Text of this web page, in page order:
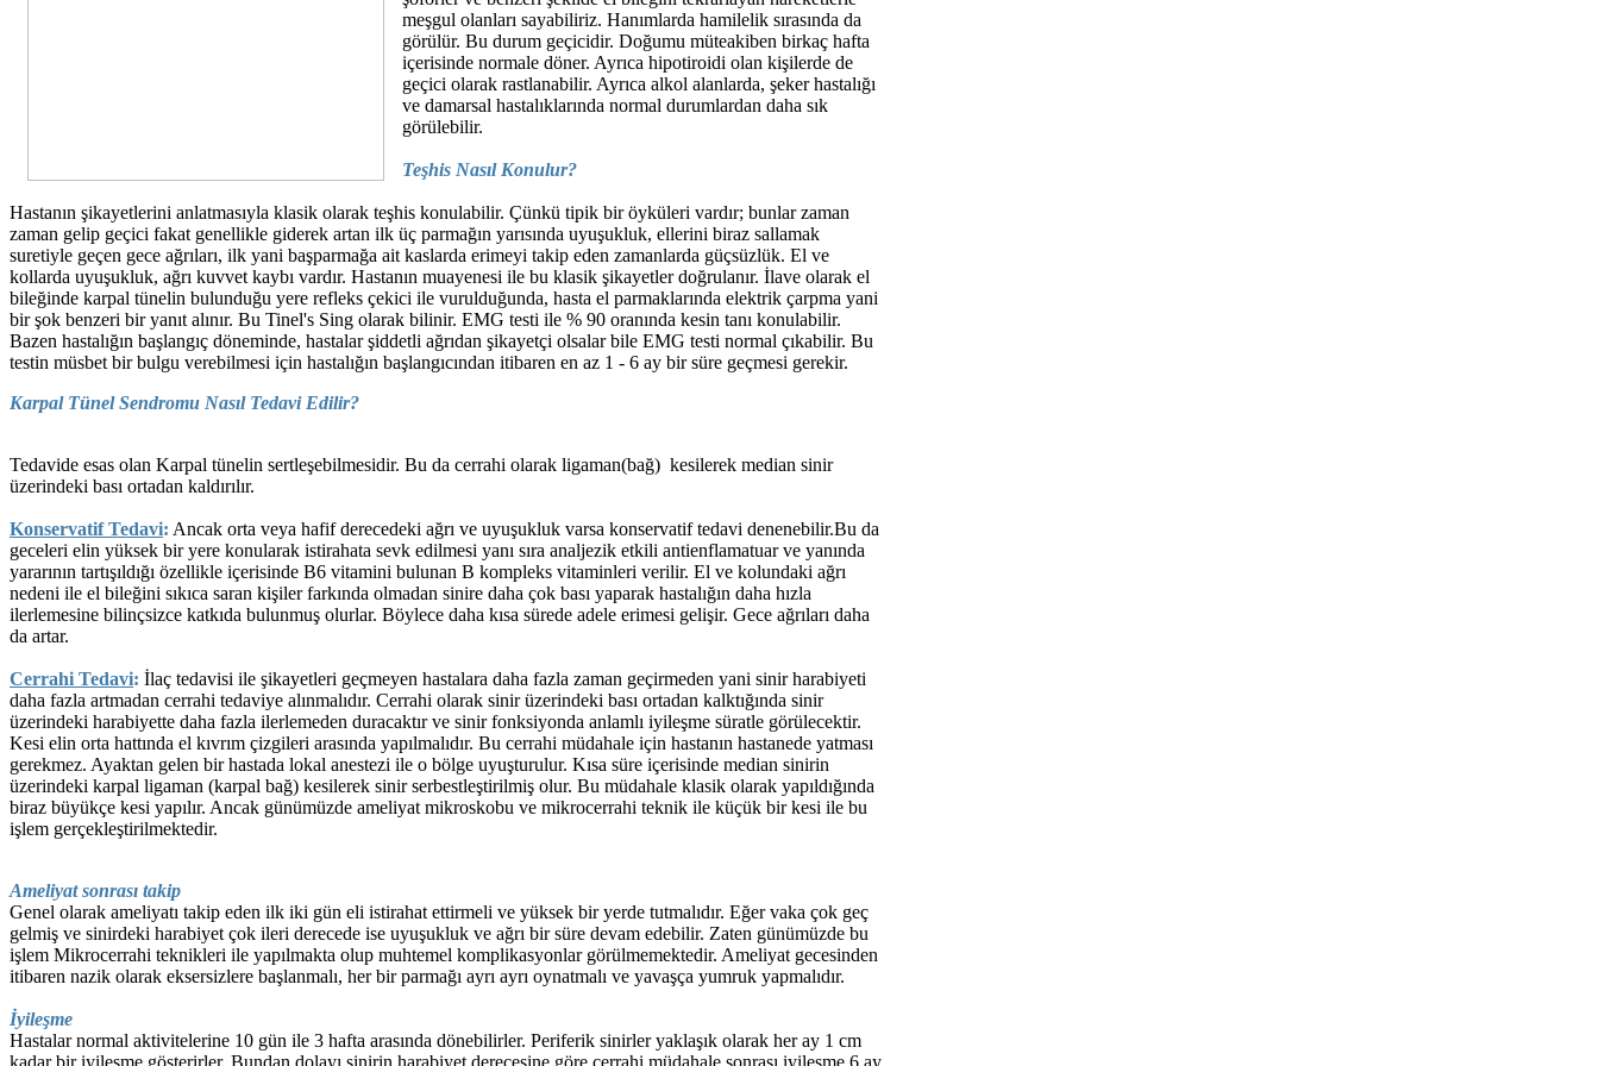
meşgul olanları sayabiliriz. Hanımlarda hamilelik sırasında da
görülür. Bu durum geçicidir. Doğumu müteakiben birkaç hafta
içerisinde normale döner. Ayrıca hipotiroidi olan kişilerde de
geçici olarak rastlanabilir. Ayrıca alkol alanlarda, şeker hastalığı
ve damarsal hastalıklarında normal durumlardan daha sık
görülebilir.
Teşhis Nasıl Konulur?
Hastanın şikayetlerini anlatmasıyla klasik olarak teşhis konulabilir. Çünkü tipik bir öyküleri vardır; bunlar zaman
zaman gelip geçici fakat genellikle giderek artan ilk üç parmağın yarısında uyuşukluk, ellerini biraz sallamak
suretiyle geçen gece ağrıları, ilk yani başparmağa ait kaslarda erimeyi takip eden zamanlarda güçsüzlük. El ve
kollarda uyuşukluk, ağrı kuvvet kaybı vardır. Hastanın muayenesi ile bu klasik şikayetler doğrulanır. İlave olarak el
bileğinde karpal tünelin bulunduğu yere refleks çekici ile vurulduğunda, hasta el parmaklarında elektrik çarpma yani
bir şok benzeri bir yanıt alınır. Bu Tinel's Sing olarak bilinir. EMG testi ile % 90 oranında kesin tanı konulabilir.
Bazen hastalığın başlangıç döneminde, hastalar şiddetli ağrıdan şikayetçi olsalar bile EMG testi normal çıkabilir. Bu
testin müsbet bir bulgu verebilmesi için hastalığın başlangıcından itibaren en az 1 - 6 ay bir süre geçmesi gerekir.
Karpal Tünel Sendromu Nasıl Tedavi Edilir?
Tedavide esas olan Karpal tünelin sertleşebilmesidir. Bu da cerrahi olarak ligaman(bağ) kesilerek median sinir
üzerindeki bası ortadan kaldırılır.
Konservatif Tedavi: Ancak orta veya hafif derecedeki ağrı ve uyuşukluk varsa konservatif tedavi denenebilir.Bu da
geceleri elin yüksek bir yere konularak istirahata sevk edilmesi yanı sıra analjezik etkili antienflamatuar ve yanında
yararının tartışıldığı özellikle içerisinde B6 vitamini bulunan B kompleks vitaminleri verilir. El ve kolundaki ağrı
nedeni ile el bileğini sıkıca saran kişiler farkında olmadan sinire daha çok bası yaparak hastalığın daha hızla
ilerlemesine bilinçsizce katkıda bulunmuş olurlar. Böylece daha kısa sürede adele erimesi gelişir. Gece ağrıları daha
da artar.
Cerrahi Tedavi: İlaç tedavisi ile şikayetleri geçmeyen hastalara daha fazla zaman geçirmeden yani sinir harabiyeti
daha fazla artmadan cerrahi tedaviye alınmalıdır. Cerrahi olarak sinir üzerindeki bası ortadan kalktığında sinir
üzerindeki harabiyette daha fazla ilerlemeden duracaktır ve sinir fonksiyonda anlamlı iyileşme süratle görülecektir.
Kesi elin orta hattında el kıvrım çizgileri arasında yapılmalıdır. Bu cerrahi müdahale için hastanın hastanede yatması
gerekmez. Ayaktan gelen bir hastada lokal anestezi ile o bölge uyuşturulur. Kısa süre içerisinde median sinirin
üzerindeki karpal ligaman (karpal bağ) kesilerek sinir serbestleştirilmiş olur. Bu müdahale klasik olarak yapıldığında
biraz büyükçe kesi yapılır. Ancak günümüzde ameliyat mikroskobu ve mikrocerrahi teknik ile küçük bir kesi ile bu
işlem gerçekleştirilmektedir.
Ameliyat sonrası takip
Genel olarak ameliyatı takip eden ilk iki gün eli istirahat ettirmeli ve yüksek bir yerde tutmalıdır. Eğer vaka çok geç
gelmiş ve sinirdeki harabiyet çok ileri derecede ise uyuşukluk ve ağrı bir süre devam edebilir. Zaten günümüzde bu
işlem Mikrocerrahi teknikleri ile yapılmakta olup muhtemel komplikasyonlar görülmemektedir. Ameliyat gecesinden
itibaren nazik olarak eksersizlere başlanmalı, her bir parmağı ayrı ayrı oynatmalı ve yavaşça yumruk yapmalıdır.
İyileşme
Hastalar normal aktivitelerine 10 gün ile 3 hafta arasında dönebilirler. Periferik sinirler yaklaşık olarak her ay 1 cm
kadar bir iyileşme gösterirler. Bundan dolayı sinirin harabiyet derecesine göre cerrahi müdahale sonrası iyileşme 6 ay